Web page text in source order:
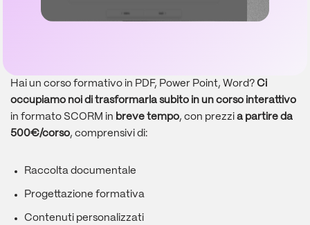
Hai un corso formativo in PDF, Power Point, Word? Ci
occupiamo noi di trasformarla subito in un corso interattivo
in formato SCORM in breve tempo, con prezzi a partire da
500€/corso, comprensivi di:
Raccolta documentale
Progettazione formativa
Contenuti personalizzati